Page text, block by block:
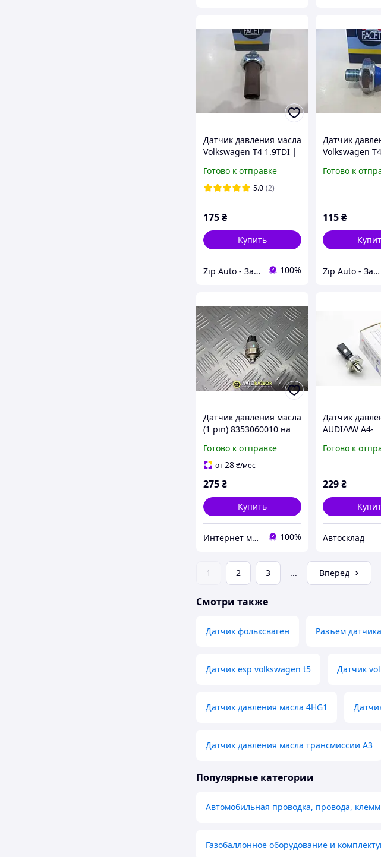
Датчик давления масла
Volkswagen T4 1.9TDI |
Готово к отправке
5.0 (2)
175₴
Купить
Zip Auto - Запчасти для микроавтобусов 100%
Датчик
Volkswagen
Готово к
115₴
Zip Auto - Запчасти для микроавтобусов
Датчик давления масла
(1 pin) 8353060010 на
T25, Corolla E12, Corolla
Verso R10 2002-2009 год
Готово к отправке
от28₴/мес
275₴
Купить
Интернет магазин "Avto-Rozbir" 100%
Датчик
AUDI/VW A4-
ssat/Polo/T4
Готово к
229₴
Автосклад
1 2 3 ... Вперед
Смотри также
Датчик фольксваген Разъем
Датчик esp volkswagen t5 Датчик
Датчик давления масла 4HG1
Датчик давления масла трансмиссии А3
Популярные категории
Автомобильная проводка, провода,
Газобаллонное оборудование и